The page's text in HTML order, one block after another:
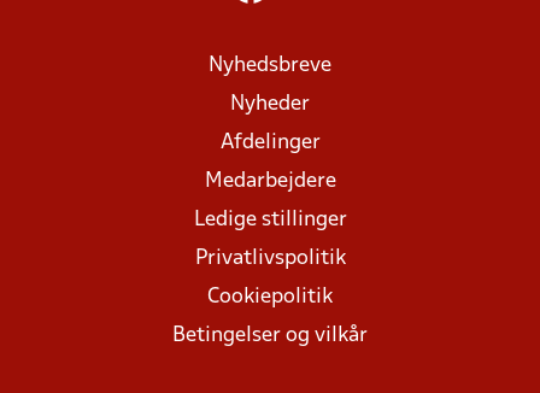
Nyhedsbreve
Nyheder
Afdelinger
Medarbejdere
Ledige stillinger
Privatlivspolitik
Cookiepolitik
Betingelser og vilkår